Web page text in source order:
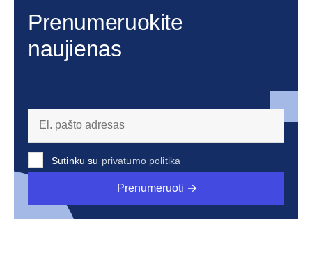
Prenumeruokite
naujienas
Sutinku su privatumo politika
Prenumeruoti